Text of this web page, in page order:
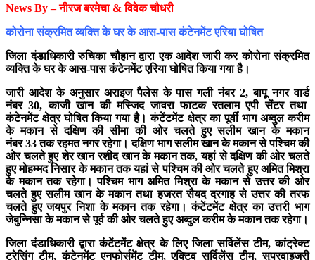
News By – नीरज बरमेचा & विवेक चौधरी
कोरोना संक्रमित व्यक्ति के घर के आस-पास कंटेनमेंट एरिया घोषित
जिला दंडाधिकारी रुचिका चौहान द्वारा एक आदेश जारी कर कोरोना संक्रमित
व्यक्ति के घर के आस-पास कंटेनमेंट एरिया घोषित किया गया है।
जारी आदेश के अनुसार अराइज पैलेस के पास गली नंबर 2, बापू नगर वार्ड
नंबर 30, काजी खान की मस्जिद जावरा फाटक रतलाम एपी सेंटर तथा
कंटेनमेंट क्षेत्र घोषित किया गया है। कंटेंटमेंट क्षेत्र का पूर्वी भाग अब्दुल करीम
के मकान से दक्षिण की सीमा की ओर चलते हुए सलीम खान के मकान
नंबर 33 तक रहमत नगर रहेगा। दक्षिण भाग सलीम खान के मकान से पश्चिम की
ओर चलते हुए शेर खान रशीद खान के मकान तक, यहां से दक्षिण की ओर चलते
हुए मोहम्मद निसार के मकान तक यहां से पश्चिम की ओर चलते हुए अमित मिश्रा
के मकान तक रहेगा। पश्चिम भाग अमित मिश्रा के मकान से उत्तर की ओर
चलते हुए सलीम खान के मकान तथा हजरत सैयद दरगाह से उत्तर की तरफ
चलते हुए जयपुर निशा के मकान तक रहेगा। कंटेंटमेंट क्षेत्र का उत्तरी भाग
जेबुन्निसा के मकान से पूर्व की ओर चलते हुए अब्दुल करीम के मकान तक रहेगा।
जिला दंडाधिकारी द्वारा कंटेंटमेंट क्षेत्र के लिए जिला सर्विलेंस टीम, कांट्रेक्ट
ट्रेसिंग टीम, कंटेनमेंट एनफोर्समेंट टीम, एक्टिव सर्विलेंस टीम, सुपरवाइजरी